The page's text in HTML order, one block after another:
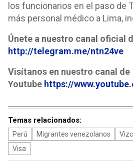
los funcionarios en el paso de
más personal médico a Lima,
Únete a nuestro canal oficial
http://telegram.me/ntn24ve
Visítanos en nuestro canal de
Youtube https://
Temas relacionados:
Perú Migrantes venezolanos
Visa